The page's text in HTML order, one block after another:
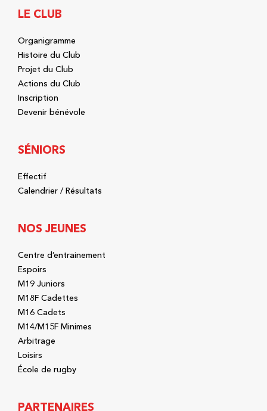
LE CLUB
Organigramme
Histoire du Club
Projet du Club
Actions du Club
Inscription
Devenir bénévole
SÉNIORS
Effectif
Calendrier / Résultats
NOS JEUNES
Centre d’entrainement
Espoirs
M19 Juniors
M18F Cadettes
M16 Cadets
M14/M15F Minimes
Arbitrage
Loisirs
École de rugby
PARTENAIRES